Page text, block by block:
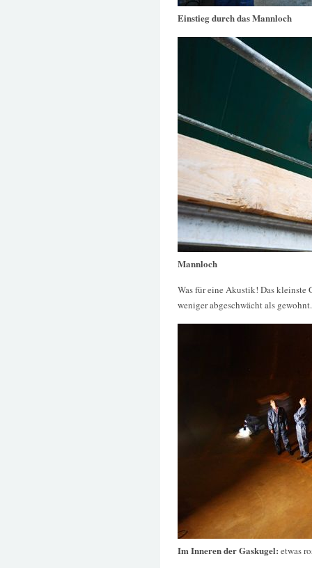
Einstieg durch das Mannloch
Mannloch
Was für eine Akustik! Das kleinste
weniger abgeschwächt als gewohnt.
Im Inneren der Gaskugel: etwas